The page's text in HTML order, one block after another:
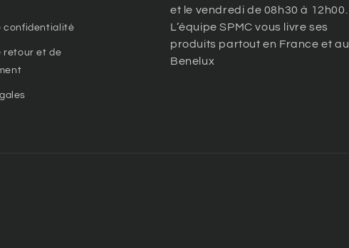
confidentialité
retour et de
et le vendredi de 08h30 à 12h00.
L’équipe SPMC vous livre ses
produits partout en France et au
Benelux